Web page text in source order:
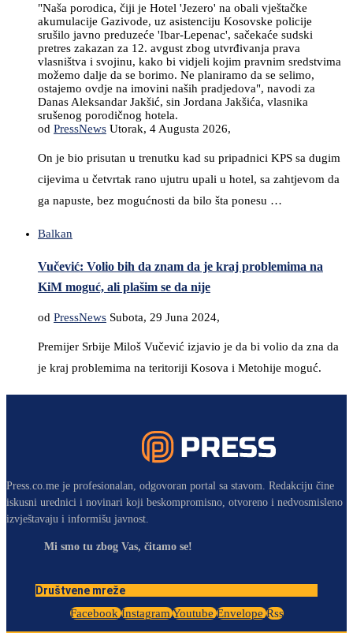
"Naša porodica, čiji je Hotel 'Jezero' na obali vještačke
akumulacije Gazivode, uz asistenciju Kosovske policije
srušilo javno preduzeće 'Ibar-Lepenac', sačekaće sudski
pretres zakazan za 12. avgust zbog utvrđivanja prava
vlasništva i svojinu, kako bi vidjeli kojim pravnim sredstvima
možemo dalje da se borimo. Ne planiramo da se selimo,
ostajemo ovdje na imovini naših pradjedova", navodi za
Danas Aleksandar Jakšić, sin Jordana Jakšića, vlasnika
srušenog porodičnog hotela.
od PressNews Utorak, 4 Augusta 2026,
On je bio prisutan u trenutku kad su pripadnici KPS sa dugim
cijevima u četvrtak rano ujutru upali u hotel, sa zahtjevom da
ga napuste, bez mogućnosti da bilo šta ponesu …
Balkan
Vučević: Volio bih da znam da je kraj problemima na
KiM moguć, ali plašim se da nije
od PressNews Subota, 29 Juna 2024,
Premijer Srbije Miloš Vučević izjavio je da bi volio da zna da
je kraj problemima na teritoriji Kosova i Metohije moguć.
Press.co.me je profesionalan, odgovoran portal sa stavom. Redakciju čine
iskusni urednici i novinari koji beskompromisno, otvoreno i nedvosmisleno
izvještavaju i informišu javnost.
Mi smo tu zbog Vas, čitamo se!
Društvene mreže
Facebook Instagram Youtube Envelope Rss